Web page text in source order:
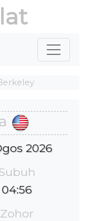
2026
Subuh
04:56
Zohor